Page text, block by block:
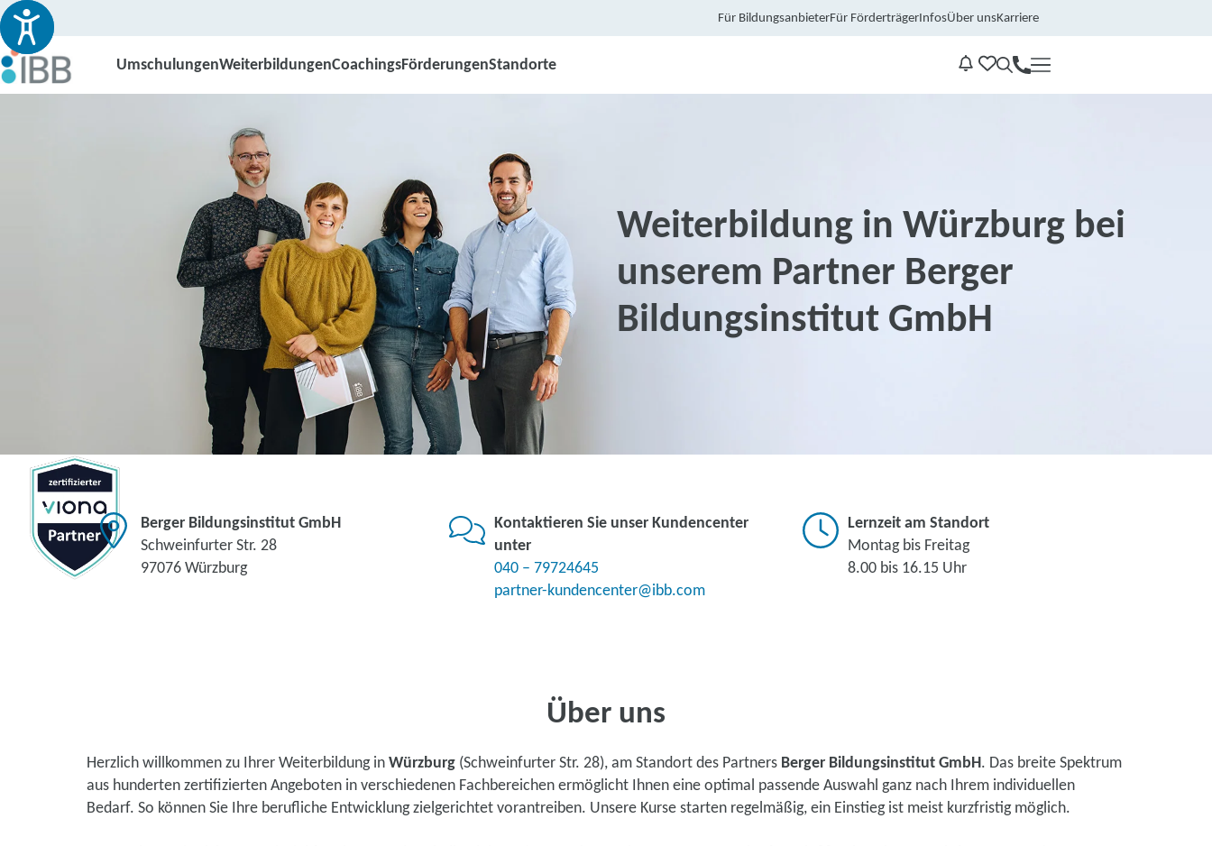
Für BildungsanbieterFür FörderträgerInfosÜber unsKarriere
UmschulungenWeiterbildungenCoachingsFörderungenStandorte
Kontakt
Weiterbildung in Würzburg bei
unserem Partner Berger
Bildungsinstitut GmbH
Berger Bildungsinstitut GmbH
Schweinfurter Str. 28
97076 Würzburg
Kontaktieren Sie unser Kundencenter
unter
040 – 79724645
partner-kundencenter@ibb.com
Lernzeit am Standort
Montag bis Freitag
8.00 bis 16.15 Uhr
Über uns
Herzlich willkommen zu Ihrer Weiterbildung in Würzburg (Schweinfurter Str. 28), am Standort des Partners Berger Bildungsinstitut GmbH. Das breite Spektrum
aus hunderten zertifizierten Angeboten in verschiedenen Fachbereichen ermöglicht Ihnen eine optimal passende Auswahl ganz nach Ihrem individuellen
Bedarf. So können Sie Ihre berufliche Entwicklung zielgerichtet vorantreiben. Unsere Kurse starten regelmäßig, ein Einstieg ist meist kurzfristig möglich.